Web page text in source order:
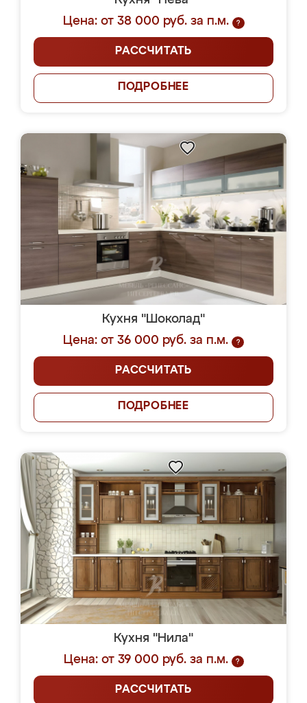
Цена: от 38 000 руб. за п.м.
?
РАССЧИТАТЬ
ПОДРОБНЕЕ
Кухня "Шоколад"
Цена: от 36 000 руб. за п.м.
?
РАССЧИТАТЬ
ПОДРОБНЕЕ
Кухня "Нила"
Цена: от 39 000 руб. за п.м.
?
РАССЧИТАТЬ